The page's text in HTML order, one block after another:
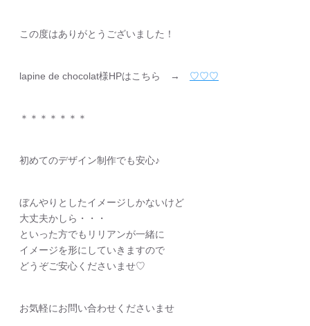
この度はありがとうございました！
lapine de chocolat様HPはこちら → ♡♡♡
＊＊＊＊＊＊＊
初めてのデザイン制作でも安心♪
ぼんやりとしたイメージしかないけど
大丈夫かしら・・・
といった方でもリリアンが一緒に
イメージを形にしていきますので
どうぞご安心くださいませ♡
お気軽にお問い合わせくださいませ